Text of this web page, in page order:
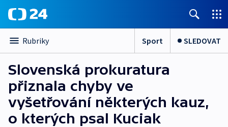
Rubriky Sport SLEDOVAT
Slovenská prokuratura
přiznala chyby ve
vyšetřování některých kauz,
o kterých psal Kuciak